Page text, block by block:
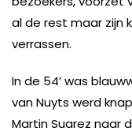
al de rest maar zijn
verrassen.
In de 54’ was
van Nuyts werd
Martin Suarez naar